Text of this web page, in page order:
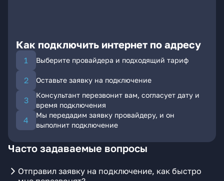
Как подключить интернет по адресу
Выберите провайдера и подходящий тариф
Оставьте заявку на подключение
Консультант перезвонит вам, согласует дату и
время подключения
Мы передадим заявку провайдеру, и он
выполнит подключение
Часто задаваемые вопросы
Отправил заявку на подключение, как быстро